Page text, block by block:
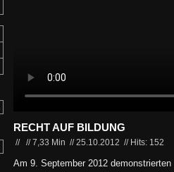
RECHT AUF BILDUNG
// //7,33 Min //25.10.2012 // Hits: 152
Am 9. September 2012